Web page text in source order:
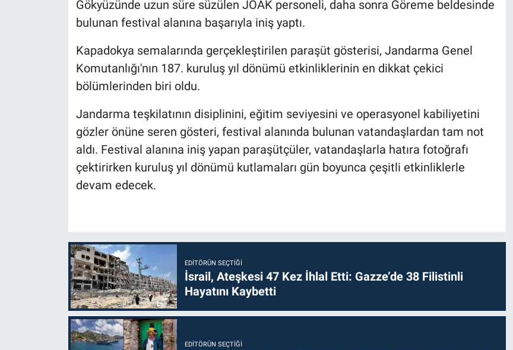
Gökyüzünde uzun süre süzülen JÖAK personeli, daha sonra Göreme beldesinde
bulunan festival alanına başarıyla iniş yaptı.
Kapadokya semalarında gerçekleştirilen paraşüt gösterisi, Jandarma Genel
Komutanlığı'nın 187. kuruluş yıl dönümü etkinliklerinin en dikkat çekici
bölümlerinden biri oldu.
Jandarma teşkilatının disiplinini, eğitim seviyesini ve operasyonel kabiliyetini
gözler önüne seren gösteri, festival alanında bulunan vatandaşlardan tam not
aldı. Festival alanına iniş yapan paraşütçüler, vatandaşlarla hatıra fotoğrafı
çektirirken kuruluş yıl dönümü kutlamaları gün boyunca çeşitli etkinliklerle
devam edecek.
EDITÖRÜN SEÇTIĞI
İsrail, Ateşkesi 47 Kez İhlal Etti: Gazze’de 38 Filistinli
Hayatını Kaybetti
EDITÖRÜN SEÇTIĞI